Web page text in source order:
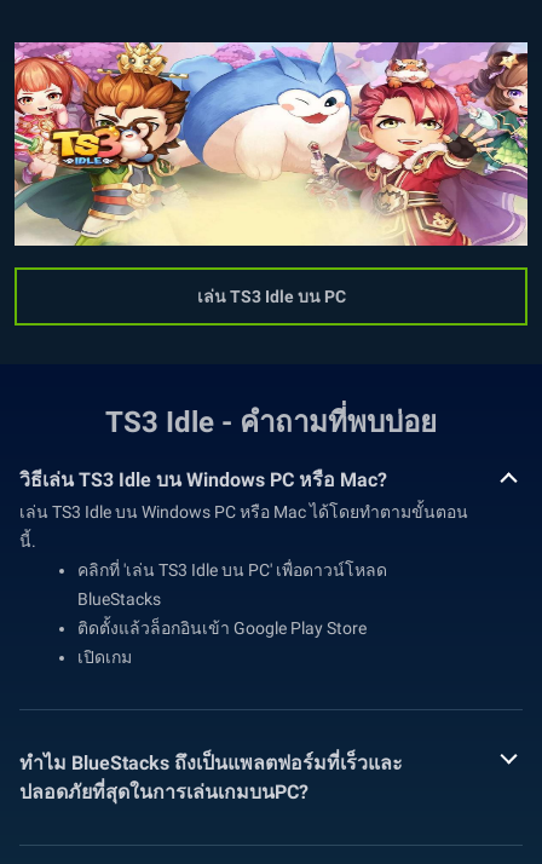
เล่น TS3 Idle บน PC
TS3 Idle - คำถามที่พบบ่อย
วิธีเล่น TS3 Idle บน Windows PC หรือ Mac?
เล่น TS3 Idle บน Windows PC หรือ Mac ได้โดยทำตามขั้นตอน
นี้.
คลิกที่ 'เล่น TS3 Idle บน PC' เพื่อดาวน์โหลด
BlueStacks
ติดตั้งแล้วล็อกอินเข้า Google Play Store
เปิดเกม
ทำไม BlueStacks ถึงเป็นแพลตฟอร์มที่เร็วและ
ปลอดภัยที่สุดในการเล่นเกมบนPC?